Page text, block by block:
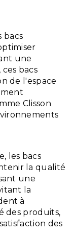
bacs
une
bacs
de l'espace
Clisson
les bacs
la qualité
une
la
à
des produits,
des